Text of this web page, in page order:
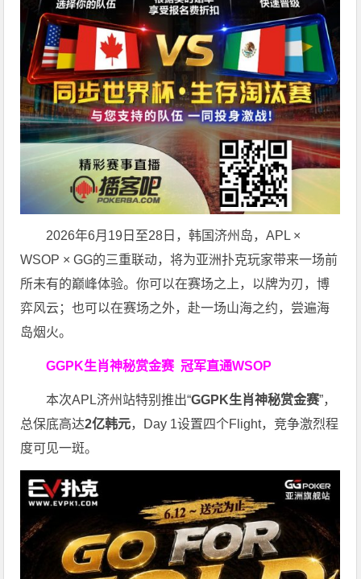
2026年6月19日至28日，韩国济州岛，APL ×
WSOP × GG的三重联动，将为亚洲扑克玩家带来一场前
所未有的巅峰体验。你可以在赛场之上，以牌为刃，博
弈风云；也可以在赛场之外，赴一场山海之约，尝遍海
岛烟火。
GGPK生肖神秘赏金赛冠军直通WSOP
本次APL济州站特别推出“GGPK生肖神秘赏金赛”，
总保底高达2亿韩元，Day 1设置四个Flight，竞争激烈程
度可见一斑。